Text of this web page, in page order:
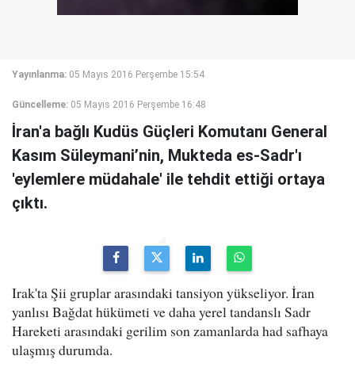
Yayınlanma: 05 Mayıs 2016 Perşembe 15:54
Güncelleme: 05 Mayıs 2016 Perşembe 16:48
İran'a bağlı Kudüs Güçleri Komutanı General
Kasım Süleymani’nin, Mukteda es-Sadr'ı
'eylemlere müdahale' ile tehdit ettiği ortaya
çıktı.
Irak'ta Şii gruplar arasındaki tansiyon yükseliyor. İran
yanlısı Bağdat hükümeti ve daha yerel tandanslı Sadr
Hareketi arasındaki gerilim son zamanlarda had safhaya
ulaşmış durumda.